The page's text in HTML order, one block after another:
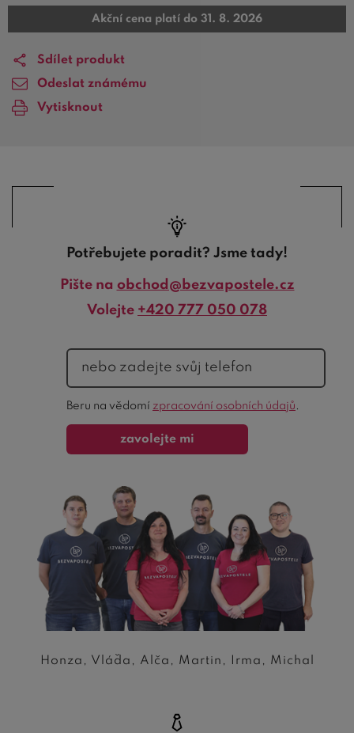
Akční cena platí do 31. 8. 2026
Sdílet produkt
Odeslat známému
Vytisknout
Honza, Vláďa, Alča, Martin, Irma, Michal
Potřebujete poradit? Jsme tady!
Pište na obchod@bezvapostele.cz
Volejte +420 777 050 078
telefon
formuláře
Beru na vědomí zpracování osobních údajů
zavolejte mi